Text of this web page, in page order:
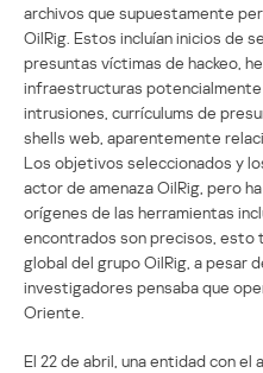
archivos que supuestamente
OilRig. Estos incluían inicios de
presuntas víctimas de hackeo,
infraestructuras
intrusiones, currículums de
shells web, aparentemente
Los objetivos seleccionados y
actor de amenaza OilRig, pero
orígenes de las herramientas
encontrados son precisos, esto
global del grupo OilRig, a pesar
investigadores pensaba que
Oriente.
El 22 de abril, una entidad con el